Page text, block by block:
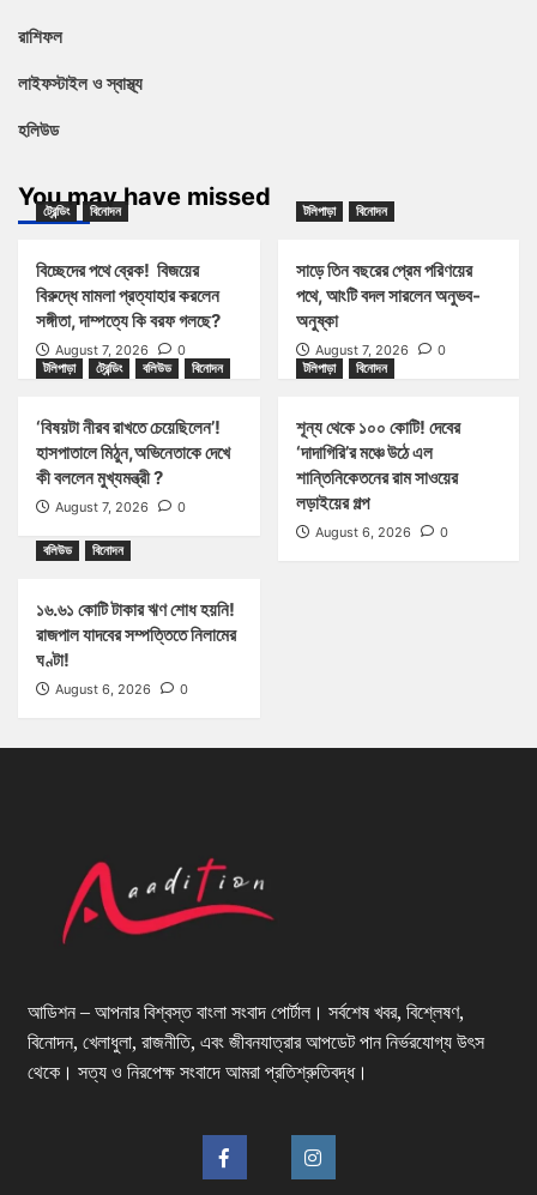
রাশিফল
লাইফস্টাইল ও স্বাস্থ্য
হলিউড
You may have missed
ট্রেন্ডিং বিনোদন
বিচ্ছেদের পথে ব্রেক! বিজয়ের
বিরুদ্ধে মামলা প্রত্যাহার করলেন
সঙ্গীতা, দাম্পত্যে কি বরফ গলছে?
August 7, 2026 0
টলিপাড়া বিনোদন
সাড়ে তিন বছরের প্রেম পরিণয়ের
পথে, আংটি বদল সারলেন অনুভব-
অনুষ্কা
August 7, 2026
0
টলিপাড়া
ট্রেন্ডিং বলিউড বিনোদন
‘বিষয়টা নীরব রাখতে চেয়েছিলেন’!
হাসপাতালে মিঠুন,অভিনেতাকে দেখে
কী বললেন মুখ্যমন্ত্রী ?
August 7, 2026 0
টলিপাড়া বিনোদন
শূন্য থেকে ১০০ কোটি! দেবের
‘দাদাগিরি’র মঞ্চে উঠে এল
শান্তিনিকেতনের রাম সাওয়ের
লড়াইয়ের গল্প
August 6, 2026
0
বলিউড
বিনোদন
১৬.৬১ কোটি টাকার ঋণ শোধ হয়নি!
রাজপাল যাদবের সম্পত্তিতে নিলামের
ঘণ্টা!
August 6, 2026 0
আডিশন – আপনার বিশ্বস্ত বাংলা সংবাদ পোর্টাল। সর্বশেষ খবর, বিশ্লেষণ,
বিনোদন, খেলাধুলা, রাজনীতি, এবং জীবনযাত্রার আপডেট পান নির্ভরযোগ্য উৎস
থেকে। সত্য ও নিরপেক্ষ সংবাদে আমরা প্রতিশ্রুতিবদ্ধ।